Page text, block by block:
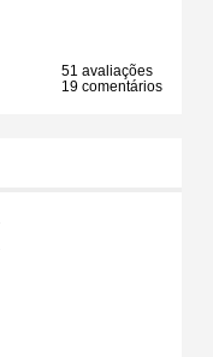
51 avaliações
19 comentários